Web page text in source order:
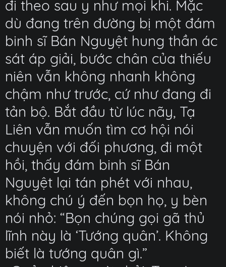
đi theo sau y như mọi khi. Mặc
dù đang trên đường bị một đám
binh sĩ Bán Nguyệt hung thần ác
sát áp giải, bước chân của thiếu
niên vẫn không nhanh không
chậm như trước, cứ như đang đi
tản bộ. Bắt đầu từ lúc nãy, Tạ
Liên vẫn muốn tìm cơ hội nói
chuyện với đối phương, đi một
hồi, thấy đám binh sĩ Bán
Nguyệt lại tán phét với nhau,
không chú ý đến bọn họ, y bèn
nói nhỏ: “Bọn chúng gọi gã thủ
lĩnh này là ‘Tướng quân’. Không
biết là tướng quân gì.”